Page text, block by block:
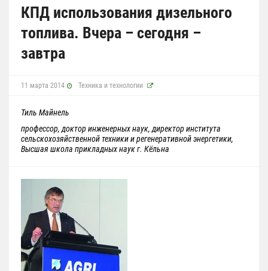
КПД использования дизельного
топлива. Вчера – сегодня –
завтра
11 марта 2014 Техника и технологии
Тиль Майнель
профессор, доктор инженерных наук, директор института
сельскохозяйственной техники и регенеративной энергетики,
Высшая школа прикладных наук г. Кёльна